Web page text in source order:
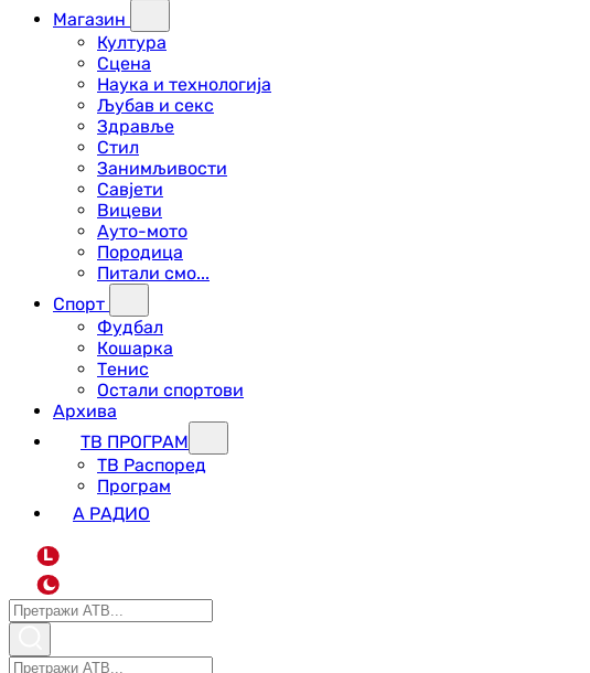
Магазин
Култура
Сцена
Наука и технологија
Љубав и секс
Здравље
Стил
Занимљивости
Савјети
Вицеви
Ауто-мото
Породица
Питали смо...
Спорт
Фудбал
Кошарка
Тенис
Остали спортови
Архива
ТВ ПРОГРАМ
ТВ Распоред
Програм
А РАДИО
L